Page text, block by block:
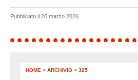
Pubblicato il 20 marzo 2026
HOME > ARCHIVIO > 325